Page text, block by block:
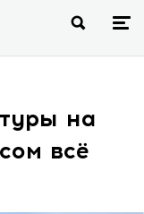
на
всё